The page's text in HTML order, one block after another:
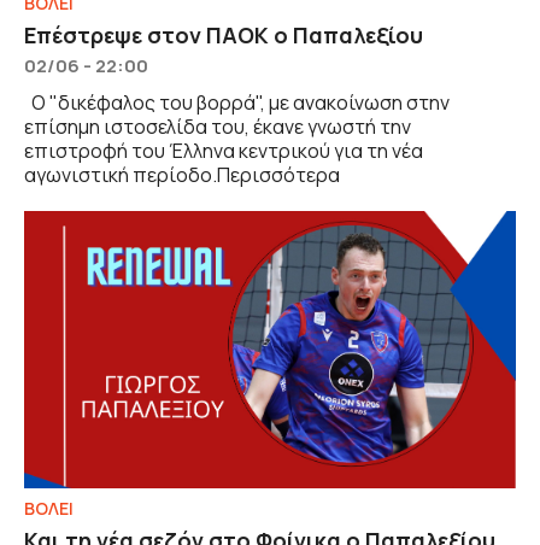
Επέστρεψε στον ΠΑΟΚ ο Παπαλεξίου
02/06 - 22:00
Ο "δικέφαλος του βορρά", με ανακοίνωση στην
επίσημη ιστοσελίδα του, έκανε γνωστή την
επιστροφή του Έλληνα κεντρικού για τη νέα
αγωνιστική περίοδο.Περισσότερα
ΒOΛΕΙ